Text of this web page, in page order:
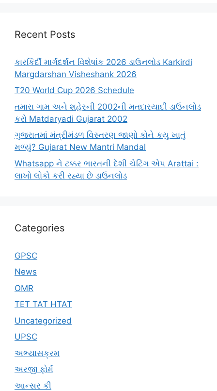
Recent Posts
કારકિર્દી માર્ગદર્શન વિશેષાંક 2026 ડાઉનલોડ Karkirdi
Margdarshan Visheshank 2026
T20 World Cup 2026 Schedule
તમારા ગામ અને શહેરની 2002ની મતદારયાદી ડાઉનલોડ
કરો Matdaryadi Gujarat 2002
ગુજરાતમાં મંત્રીમંડળ વિસ્તરણ જાણો કોને કયુ ખાતું
મળ્યું? Gujarat New Mantri Mandal
Whatsapp ને ટક્કર ભારતની દેશી ચેટિંગ એપ Arattai :
લાખો લોકો કરી રહ્યા છે ડાઉનલોડ
Categories
GPSC
News
OMR
TET TAT HTAT
Uncategorized
UPSC
અભ્યાસક્રમ
અરજી ફોર્મ
આન્સર કી